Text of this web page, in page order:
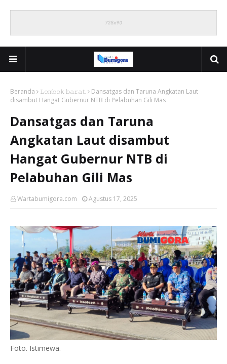
Beranda 𝙻𝚘𝚖𝚋𝚘𝚔 𝚋𝚊𝚛𝚊𝚝
Dansatgas dan Taruna Angkatan Laut
disambut Hangat Gubernur NTB di Pelabuhan Gili Mas
Dansatgas dan Taruna
Angkatan Laut disambut
Hangat Gubernur NTB di
Pelabuhan Gili Mas
Wartabumigora.com Agustus 17, 2025
Foto. Istimewa.